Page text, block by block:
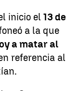
inicio el 13 de
a la que
a matar al
referencia al